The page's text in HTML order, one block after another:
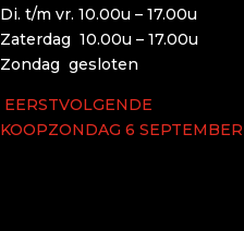
Di. t/m vr. 10.00u – 17.00u
Zaterdag 10.00u – 17.00u
Zondag gesloten
EERSTVOLGENDE
KOOPZONDAG 6 SEPTEMBER